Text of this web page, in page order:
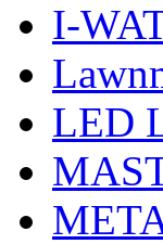
I-
LED